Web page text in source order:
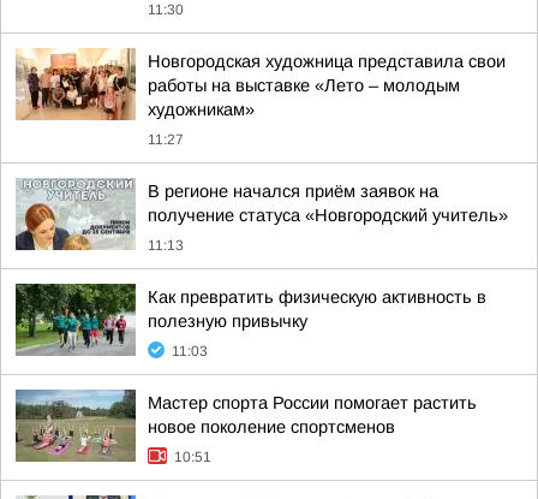
11:30
Новгородская художница представила свои
работы на выставке «Лето – молодым
художникам»
11:27
В регионе начался приём заявок на
получение статуса «Новгородский учитель»
11:13
Как превратить физическую активность в
полезную привычку
11:03
Мастер спорта России помогает растить
новое поколение спортсменов
10:51